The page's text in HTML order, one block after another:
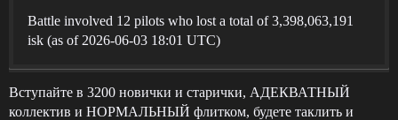
Battle involved 12 pilots who lost a total of 3,398,063,191
isk (as of 2026-06-03 18:01 UTC)
Вступайте в 3200 новички и старички, АДЕКВАТНЫЙ
коллектив и НОРМАЛЬНЫЙ флитком, будете таклить и